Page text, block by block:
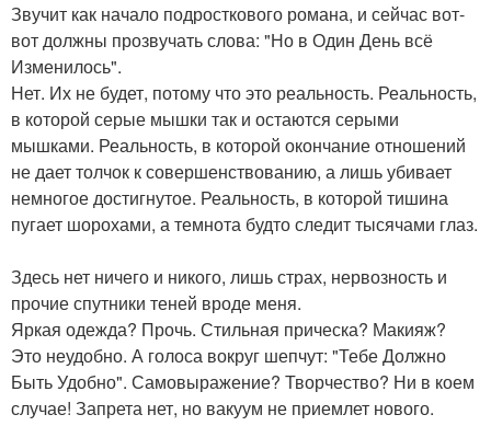
Звучит как начало подросткового романа, и сейчас вот-
вот должны прозвучать слова: "Но в Один День всё
Изменилось".
Нет. Их не будет, потому что это реальность. Реальность,
в которой серые мышки так и остаются серыми
мышками. Реальность, в которой окончание отношений
не дает толчок к совершенствованию, а лишь убивает
немногое достигнутое. Реальность, в которой тишина
пугает шорохами, а темнота будто следит тысячами глаз.
Здесь нет ничего и никого, лишь страх, нервозность и
прочие спутники теней вроде меня.
Яркая одежда? Прочь. Стильная прическа? Макияж?
Это неудобно. А голоса вокруг шепчут: "Тебе Должно
Быть Удобно". Самовыражение? Творчество? Ни в коем
случае! Запрета нет, но вакуум не приемлет нового.